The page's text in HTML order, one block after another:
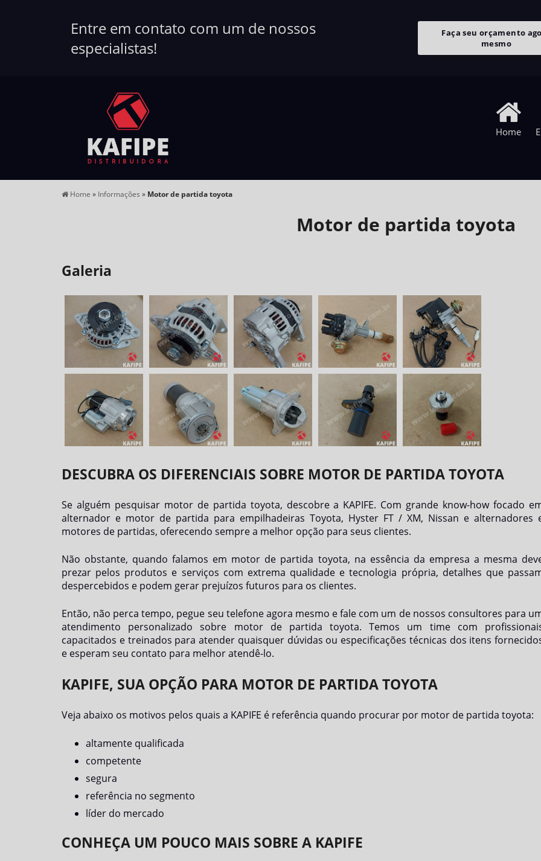
Entre em contato com um de nossos
especialistas!
Faça seu orçamento
mesmo
Home
Home » Informações » Motor de partida toyota
Motor de partida toyota
Galeria
DESCUBRA OS DIFERENCIAIS SOBRE MOTOR DE PARTIDA TOYOTA
Se alguém pesquisar motor de partida toyota, descobre a KAPIFE. Com grande know-how focado
alternador e motor de partida para empilhadeiras Toyota, Hyster FT / XM, Nissan e alternadores
motores de partidas, oferecendo sempre a melhor opção para seus clientes.
Não obstante, quando falamos em motor de partida toyota, na essência da empresa a mesma
prezar pelos produtos e serviços com extrema qualidade e tecnologia própria, detalhes que
despercebidos e podem gerar prejuízos futuros para os clientes.
Então, não perca tempo, pegue seu telefone agora mesmo e fale com um de nossos consultores para
atendimento personalizado sobre motor de partida toyota. Temos um time com
capacitados e treinados para atender quaisquer dúvidas ou especificações técnicas dos itens
e esperam seu contato para melhor atendê-lo.
KAPIFE, SUA OPÇÃO PARA MOTOR DE PARTIDA TOYOTA
Veja abaixo os motivos pelos quais a KAPIFE é referência quando procurar por motor de partida toyota:
altamente qualificada
competente
segura
referência no segmento
líder do mercado
CONHEÇA UM POUCO MAIS SOBRE A KAPIFE